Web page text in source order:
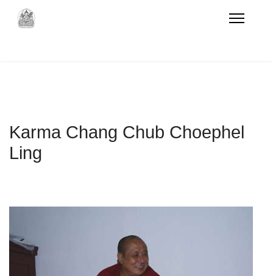
Karma Chang Chub Choephel
Ling